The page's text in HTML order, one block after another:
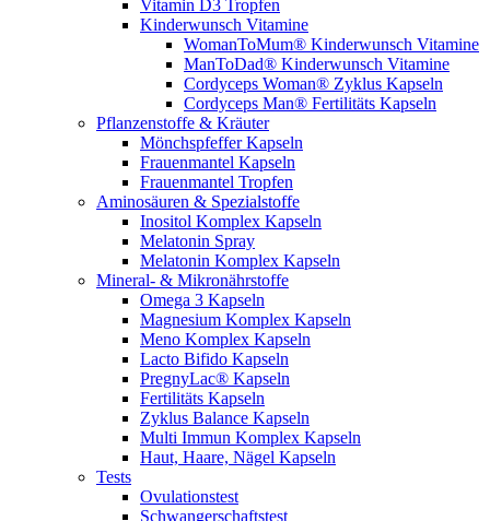
Vitamin D3 Tropfen
Kinderwunsch Vitamine
WomanToMum® Kinderwunsch Vitamine
ManToDad® Kinderwunsch Vitamine
Cordyceps Woman® Zyklus Kapseln
Cordyceps Man® Fertilitäts Kapseln
Pflanzenstoffe & Kräuter
Mönchspfeffer Kapseln
Frauenmantel Kapseln
Frauenmantel Tropfen
Aminosäuren & Spezialstoffe
Inositol Komplex Kapseln
Melatonin Spray
Melatonin Komplex Kapseln
Mineral- & Mikronährstoffe
Omega 3 Kapseln
Magnesium Komplex Kapseln
Meno Komplex Kapseln
Lacto Bifido Kapseln
PregnyLac® Kapseln
Fertilitäts Kapseln
Zyklus Balance Kapseln
Multi Immun Komplex Kapseln
Haut, Haare, Nägel Kapseln
Tests
Ovulationstest
Schwangerschaftstest